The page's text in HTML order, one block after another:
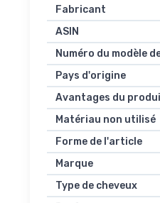
Fabricant
ASIN
Numéro du modèle
Pays d'origine
Avantages du
Matériau non utilisé
Forme de l'article
Marque
Type de cheveux